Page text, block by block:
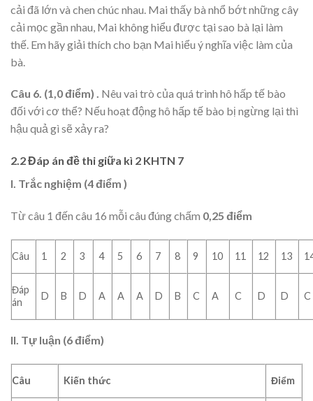
cải đã lớn và chen chúc nhau. Mai thấy bà nhổ bớt những cây
cải mọc gần nhau, Mai không hiểu được tại sao bà lại làm
thế. Em hãy giải thích cho bạn Mai hiểu ý nghĩa việc làm của
bà.
Câu 6. (1,0 điểm) . Nêu vai trò của quá trình hô hấp tế bào
đối với cơ thể? Nếu hoạt động hô hấp tế bào bị ngừng lại thì
hậu quả gì sẽ xảy ra?
2.2 Đáp án đề thi giữa kì 2 KHTN 7
I. Trắc nghiệm (4 điểm )
Từ câu 1 đến câu 16 mỗi câu đúng chấm 0,25 điểm
Câu 1 2 3 4 5 6 7 8 9 10 11 12 13
Đáp
án
D B D A A A D B C A C D D C
II. Tự luận (6 điểm)
Câu Kiến thức Điểm